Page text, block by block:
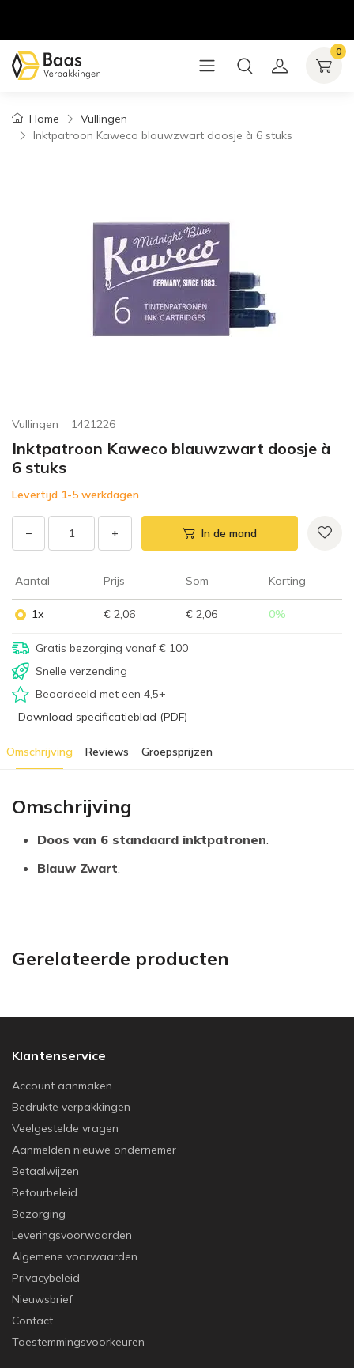
0
Home
Vullingen
Inktpatroon Kaweco blauwzwart doosje à 6 stuks
Vullingen 1421226
Inktpatroon Kaweco blauwzwart doosje à
6 stuks
Levertijd 1-5 werkdagen
− + In de mand
Aantal Prijs Som Korting
1x € 2,06 € 2,06 0%
Gratis bezorging vanaf € 100
Snelle verzending
Beoordeeld met een 4,5+
Download specificatieblad (PDF)
Omschrijving Reviews Groepsprijzen
Omschrijving
Doos van 6 standaard inktpatronen.
Blauw Zwart.
Gerelateerde producten
Klantenservice
Account aanmaken
Bedrukte verpakkingen
Veelgestelde vragen
Aanmelden nieuwe ondernemer
Betaalwijzen
Retourbeleid
Bezorging
Leveringsvoorwaarden
Algemene voorwaarden
Privacybeleid
Nieuwsbrief
Contact
Toestemmingsvoorkeuren